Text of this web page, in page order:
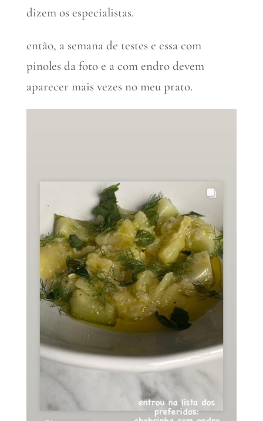
dizem os especialistas.
então, a semana de testes e essa com
pinoles da foto e a com endro devem
aparecer mais vezes no meu prato.